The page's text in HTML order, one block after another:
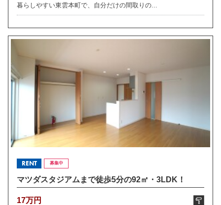
暮らしやすい東雲本町で、自分だけの間取りの...
RENT 募集中
マツダスタジアムまで徒歩5分の92㎡・3LDK！
17万円